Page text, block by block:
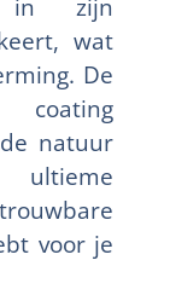
wat
De
coating
natuur
voor je